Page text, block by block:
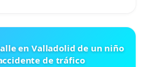
en Valladolid de un niño
de tráfico